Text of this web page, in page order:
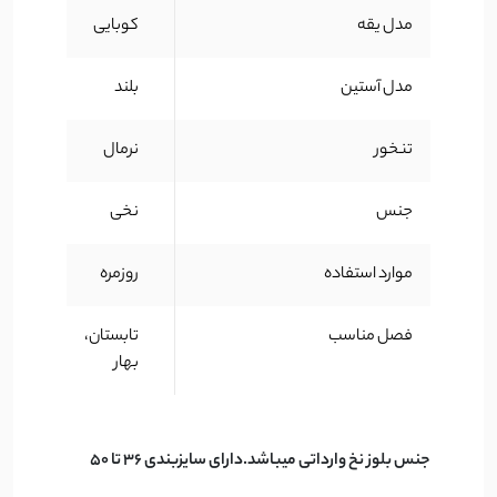
مدل یقه کوبایی
مدل آستین بلند
تنخور نرمال
جنس نخی
موارد استفاده روزمره
فصل مناسب
تابستان،
بهار
جنس بلوز نخ وارداتی میباشد.دارای سایزبندی 36 تا 50